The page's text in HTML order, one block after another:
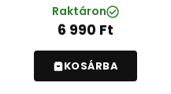
Raktáron
6 990 Ft
KOSÁRBA